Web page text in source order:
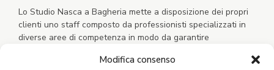
Modifica consenso
Lo Studio Nasca a Bagheria mette a disposizione dei propri
clienti uno staff composto da professionisti specializzati in
diverse aree di competenza in modo da garantire